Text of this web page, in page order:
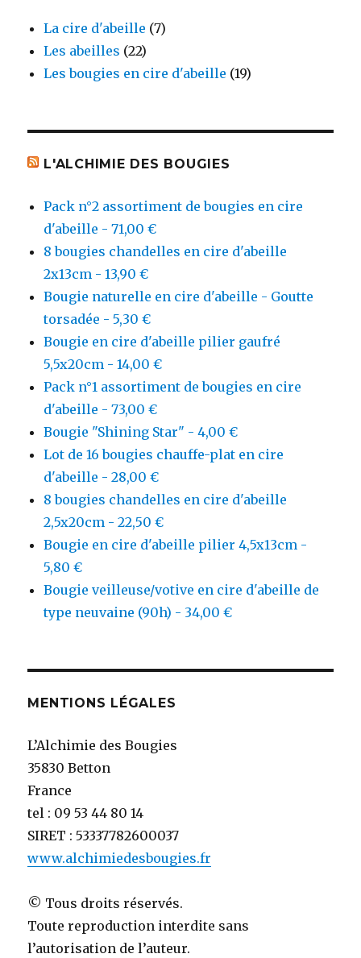
La cire d'abeille (7)
Les abeilles (22)
Les bougies en cire d'abeille (19)
L'ALCHIMIE DES BOUGIES
Pack n°2 assortiment de bougies en cire
d'abeille - 71,00 €
8 bougies chandelles en cire d'abeille
2x13cm - 13,90 €
Bougie naturelle en cire d'abeille - Goutte
torsadée - 5,30 €
Bougie en cire d'abeille pilier gaufré
5,5x20cm - 14,00 €
Pack n°1 assortiment de bougies en cire
d'abeille - 73,00 €
Bougie "Shining Star" - 4,00 €
Lot de 16 bougies chauffe-plat en cire
d'abeille - 28,00 €
8 bougies chandelles en cire d'abeille
2,5x20cm - 22,50 €
Bougie en cire d'abeille pilier 4,5x13cm -
5,80 €
Bougie veilleuse/votive en cire d'abeille de
type neuvaine (90h) - 34,00 €
MENTIONS LÉGALES
L’Alchimie des Bougies
35830 Betton
France
tel : 09 53 44 80 14
SIRET : 53337782600037
www.alchimiedesbougies.fr
© Tous droits réservés.
Toute reproduction interdite sans
l’autorisation de l’auteur.